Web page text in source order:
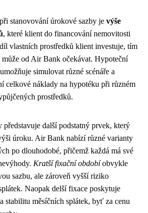
stanovování úrokové sazby je výše
, které klient do financování nemovitosti
vlastních prostředků klient investuje, tím
od Air Bank očekávat. Hypoteční
simulovat různé scénáře a
celkové náklady na hypotéku při různém
prostředků.
představuje další podstatný prvek, který
úroku. Air Bank nabízí různé varianty
po dlouhodobé, přičemž každá má své
Kratší fixační obdobíobvykle
sazbu, ale zároveň vyšší riziko
Naopak delší fixace poskytuje
stabilitu měsíčních splátek, byť za cenu